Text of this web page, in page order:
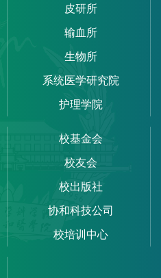
皮研所
输血所
生物所
系统医学研究院
护理学院
校基金会
校友会
校出版社
协和科技公司
校培训中心